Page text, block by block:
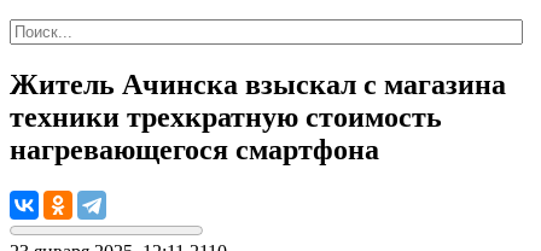
Житель Ачинска взыскал с магазина
техники трехкратную стоимость
нагревающегося смартфона